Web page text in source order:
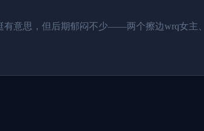
意思，但后期郁闷不少——两个擦边wrq女主